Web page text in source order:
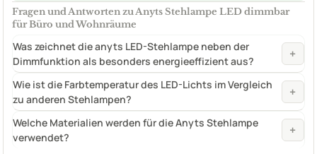
Fragen und Antworten zu Anyts Stehlampe LED dimmbar
für Büro und Wohnräume
Was zeichnet die anyts LED-Stehlampe neben der
Dimmfunktion als besonders energieeffizient aus?
+
Wie ist die Farbtemperatur des LED-Lichts im Vergleich
zu anderen Stehlampen?
+
Welche Materialien werden für die Anyts Stehlampe
verwendet?
+